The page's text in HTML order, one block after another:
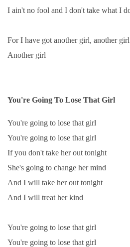
I ain't no fool and I don't take what I
For I have got another girl, another girl
Another girl
You're Going To Lose That Girl
You're going to lose that girl
You're going to lose that girl
If you don't take her out tonight
She's going to change her mind
And I will take her out tonight
And I will treat her kind
You're going to lose that girl
You're going to lose that girl